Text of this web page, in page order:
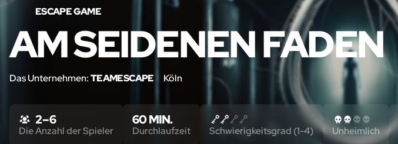
ESCAPE GAME
AM SEIDENEN FADEN
Das Unternehmen:TEAMESCAPE Köln
2 – 6
Die Anzahl der Spieler
60 MIN.
Durchlaufzeit Schwierigkeitsgrad (1-4) Unheimlich